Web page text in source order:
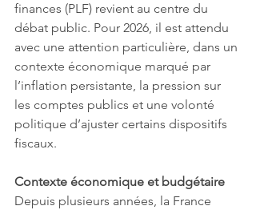
finances (PLF) revient au centre du
débat public. Pour 2026, il est attendu
avec une attention particulière, dans un
contexte économique marqué par
l’inflation persistante, la pression sur
les comptes publics et une volonté
politique d’ajuster certains dispositifs
fiscaux.
Contexte économique et budgétaire
Depuis plusieurs années, la France